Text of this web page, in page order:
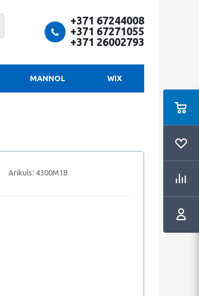
+371 67244008
+371 67271055
+371 26002793
MANNOL WIX
Arikuls: 4300M18